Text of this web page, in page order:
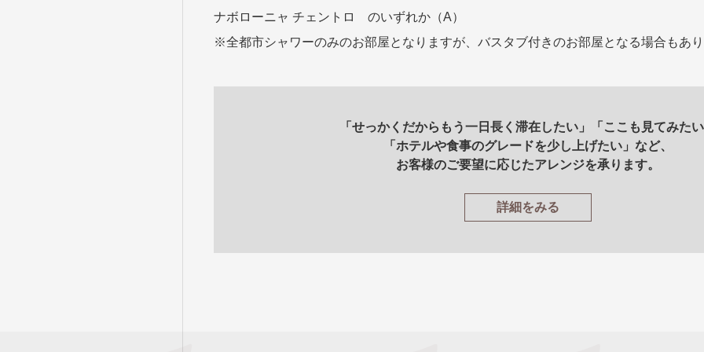
ナボローニャ チェントロ のいずれか（A）
※全都市シャワーのみのお部屋となりますが、バスタブ付きのお部屋となる場合もあ
「せっかくだからもう一日長く滞在したい」「ここも見てみた
「ホテルや食事のグレードを少し上げたい」など、
お客様のご要望に応じたアレンジを承ります。
詳細をみる